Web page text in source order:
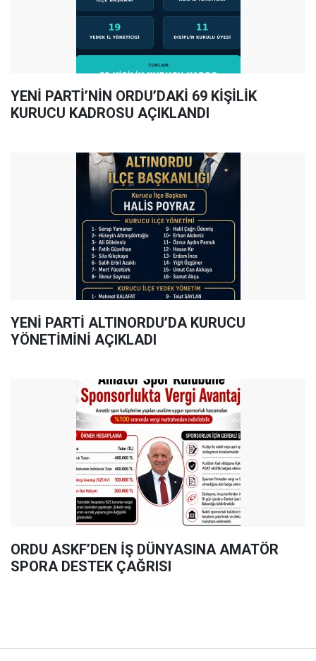
YENİ PARTİ’NİN ORDU’DAKİ 69 KİŞİLİK
KURUCU KADROSU AÇIKLANDI
YENİ PARTİ ALTINORDU’DA KURUCU
YÖNETİMİNİ AÇIKLADI
ORDU ASKF’DEN İŞ DÜNYASINA AMATÖR
SPORA DESTEK ÇAĞRISI